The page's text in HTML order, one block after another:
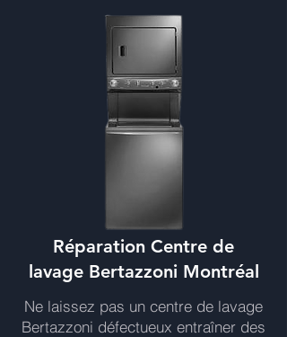
Réparation Centre de
lavage Bertazzoni Montréal
Ne laissez pas un centre de lavage
Bertazzoni défectueux entraîner des